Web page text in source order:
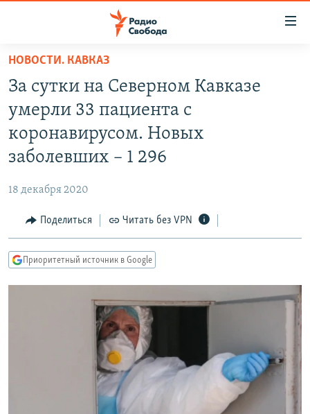
упрощенного
доступа
основному
содержанию
навигации
Вернутся
ПОДКАСТЫ
АВТОРСКИЕ ПРОЕКТЫ
ЦИТАТЫ СВОБОДЫ
КУЛЬТУРА
IDEL.РЕАЛИИ
КАВКАЗ.РЕАЛИИ
СИБИРЬ.РЕАЛИИ
РАСПИСАНИЕ ВЕЩАНИЯ
ПОДПИШИТЕСЬ НА РАССЫЛКУ
НОВОСТИ. КАВКАЗ
За сутки на Северном Кавказе
умерли 33 пациента с
коронавирусом. Новых
заболевших – 1 296
18 декабря 2020
Поделиться Читать без VPN
Приоритетный источник в Google